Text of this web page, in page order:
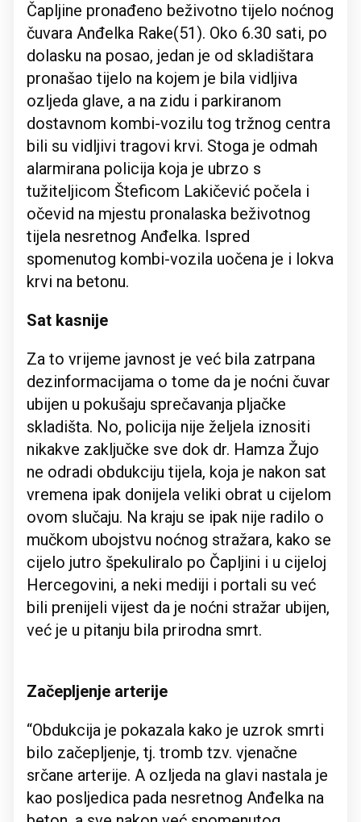
Čapljine pronađeno beživotno tijelo noćnog
čuvara Anđelka Rake(51). Oko 6.30 sati, po
dolasku na posao, jedan je od skladištara
pronašao tijelo na kojem je bila vidljiva
ozljeda glave, a na zidu i parkiranom
dostavnom kombi-vozilu tog tržnog centra
bili su vidljivi tragovi krvi. Stoga je odmah
alarmirana policija koja je ubrzo s
tužiteljicom Šteficom Lakičević počela i
očevid na mjestu pronalaska beživotnog
tijela nesretnog Anđelka. Ispred
spomenutog kombi-vozila uočena je i lokva
krvi na betonu.
Sat kasnije
Za to vrijeme javnost je već bila zatrpana
dezinformacijama o tome da je noćni čuvar
ubijen u pokušaju sprečavanja pljačke
skladišta. No, policija nije željela iznositi
nikakve zaključke sve dok dr. Hamza Žujo
ne odradi obdukciju tijela, koja je nakon sat
vremena ipak donijela veliki obrat u cijelom
ovom slučaju. Na kraju se ipak nije radilo o
mučkom ubojstvu noćnog stražara, kako se
cijelo jutro špekuliralo po Čapljini i u cijeloj
Hercegovini, a neki mediji i portali su već
bili prenijeli vijest da je noćni stražar ubijen,
već je u pitanju bila prirodna smrt.
Začepljenje arterije
“Obdukcija je pokazala kako je uzrok smrti
bilo začepljenje, tj. tromb tzv. vjenačne
srčane arterije. A ozljeda na glavi nastala je
kao posljedica pada nesretnog Anđelka na